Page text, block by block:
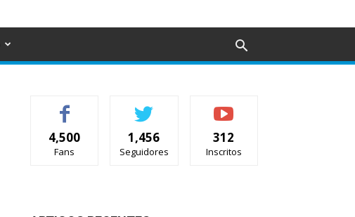
4,500
Fans
1,456
Seguidores
312
Inscritos